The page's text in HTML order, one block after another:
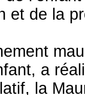
et de la
a
la